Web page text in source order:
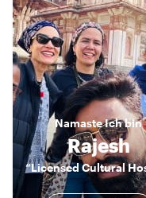
NamasteIch bin
Rajesh